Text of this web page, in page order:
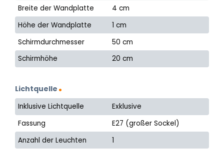
Breite der Wandplatte
4 cm
Höhe der Wandplatte
1 cm
Schirmdurchmesser
50 cm
Schirmhöhe
20 cm
Lichtquelle
Inklusive Lichtquelle
Exklusive
Fassung
E27 (großer Sockel)
Anzahl der Leuchten
1